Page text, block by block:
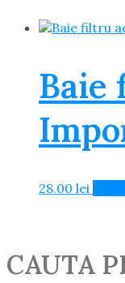
Baie
28.00 lei
CAUTA